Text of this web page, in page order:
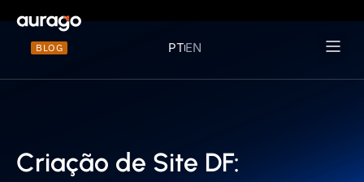
BLOG PTEN
Criação de Site DF: